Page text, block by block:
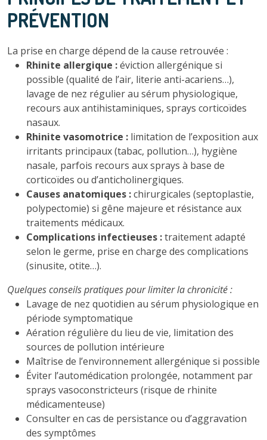
PRÉVENTION
La prise en charge dépend de la cause retrouvée :
Rhinite allergique :éviction allergénique si
possible (qualité de l’air, literie anti-acariens…),
lavage de nez régulier au sérum physiologique,
recours aux antihistaminiques, sprays corticoïdes
nasaux.
Rhinite vasomotrice : limitation de l’exposition aux
irritants principaux (tabac, pollution…), hygiène
nasale, parfois recours aux sprays à base de
corticoïdes ou d’anticholinergiques.
Causes anatomiques :chirurgicales (septoplastie,
polypectomie) si gêne majeure et résistance aux
traitements médicaux.
Complications infectieuses :traitement adapté
selon le germe, prise en charge des complications
(sinusite, otite…).
Quelques conseils pratiques pour limiter la chronicité :
Lavage de nez quotidien au sérum physiologique en
période symptomatique
Aération régulière du lieu de vie, limitation des
sources de pollution intérieure
Maîtrise de l’environnement allergénique si possible
Éviter l’automédication prolongée, notamment par
sprays vasoconstricteurs (risque de rhinite
médicamenteuse)
Consulter en cas de persistance ou d’aggravation
des symptômes